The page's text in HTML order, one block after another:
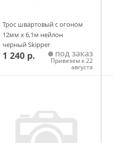
Трос швартовый с огоном
12мм х 6,1м нейлон
черный Skipper
1 240 р. под заказ
Привезем к 22
августа